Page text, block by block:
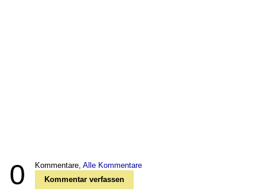
0 Kommentare, Alle Kommentare
Kommentar verfassen